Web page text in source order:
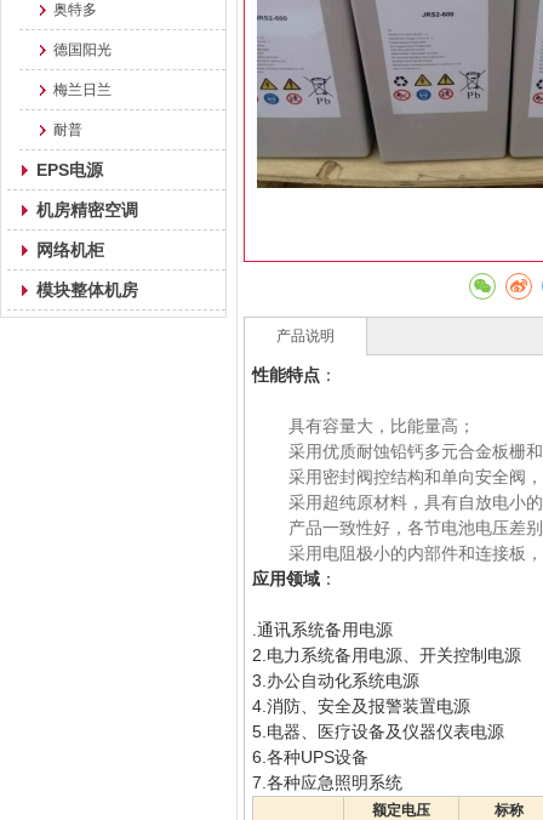
奥特多
德国阳光
梅兰日兰
耐普
EPS电源
机房精密空调
网络机柜
模块整体机房
产品说明
性能特点 ：
具有容量大，比能量高；
采用优质耐蚀铅钙多元合金板栅
采用密封阀控结构和单向安全阀
采用超纯原材料，具有自放电小
产品一致性好，各节电池电压差
采用电阻极小的内部件和连接板
应用领域 ：
.通讯系统备用电源
2.电力系统备用电源、开关控制电源
3.办公自动化系统电源
4.消防、安全及报警装置电源
5.电器、医疗设备及仪器仪表电源
6.各种UPS设备
7.各种应急照明系统
额定电压
标称